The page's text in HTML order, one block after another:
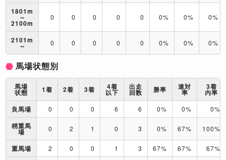
1801m
～
2100m
0 0 0 0 0 0% 0% 0%
2101m
～ 0 0 0 0 0 0% 0% 0%
馬場状態別
馬場
状態 1着 2着 3着 4着
以下
出走
回数 勝率 連対
率
3着
内率
良馬場
0 0 0 6 6 0% 0% 0%
稍重馬
場 0 2 1 0 3 0% 67% 100%
重馬場 2 0 0 1 3 67% 67% 67%